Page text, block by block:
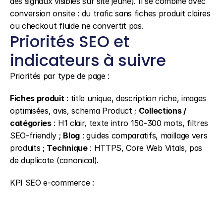
conversion onsite : du trafic sans fiches produit claires
ou checkout fluide ne convertit pas.
Priorités SEO et
indicateurs à suivre
Priorités par type de page :
Fiches produit : title unique, description riche, images
optimisées, avis, schema Product ; Collections /
catégories : H1 clair, texte intro 150-300 mots, filtres
SEO-friendly ; Blog : guides comparatifs, maillage vers
produits ; Technique : HTTPS, Core Web Vitals, pas
de duplicate (canonical).
KPI SEO e-commerce :